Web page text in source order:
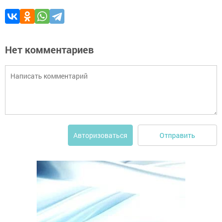
Нет комментариев
Авторизоваться Отправить